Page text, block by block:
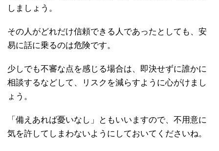
しましょう。
その人がどれだけ信頼できる人であったとしても、安
易に話に乗るのは危険です。
少しでも不審な点を感じる場合は、即決せずに誰かに
相談するなどして、リスクを減らすように心がけまし
ょう。
「備えあれば憂いなし」ともいいますので、不用意に
気を許してしまわないようにしておいてくださいね。